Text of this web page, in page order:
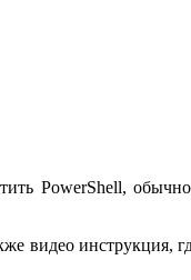
PowerShell,
видео инструкция,